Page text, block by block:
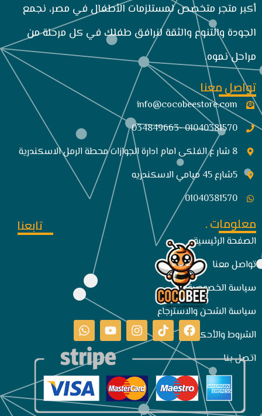
أكبر متجر متخصص لمستلزمات الأطفال في مصر، نجمع
الجودة والتنوع والثقة لنرافق طفلك في كل مرحلة من
مراحل نموه.
تواصل معنا
info@cocobeestore.com​
01040381570 -034849663
8 شار ع الفلكى امام ادارة الجوازات محطة الرمل الاسكندرية
5شارع 45 ميامي الاسكندريه
01040381570
معلومات .
الصفحة الرئيسية
تواصل معنا
سياسة الخصوصية
سياسة الشحن والاسترجاع
الشروط والأحكام
اتصل بنا
تابعنا